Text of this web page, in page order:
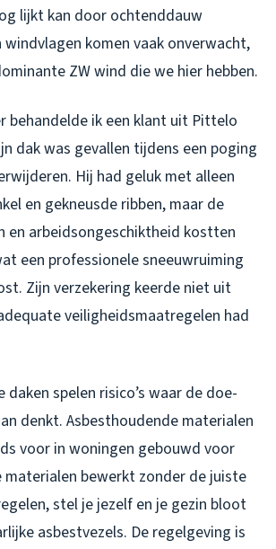
lijkt kan door ochtenddauw
windvlagen komen vaak onverwacht,
ZW wind die we hier hebben.
behandelde ik een klant uit Pittelo
dak was gevallen tijdens een poging
Hij had geluk met alleen
en gekneusde ribben, maar de
en arbeidsongeschiktheid kostten
een professionele sneeuwruiming
Zijn verzekering keerde niet uit
veiligheidsmaatregelen had
daken spelen risico’s waar de doe-
denkt. Asbesthoudende materialen
voor in woningen gebouwd voor
materialen bewerkt zonder de juiste
stel je jezelf en je gezin bloot
asbestvezels. De regelgeving is